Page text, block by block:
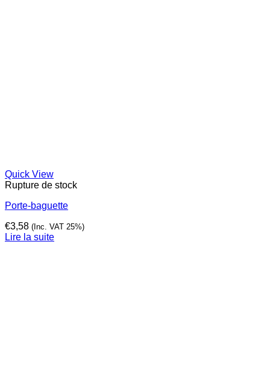
Quick View
Rupture de stock
Porte-baguette
€3,58 (Inc. VAT 25%)
Lire la suite